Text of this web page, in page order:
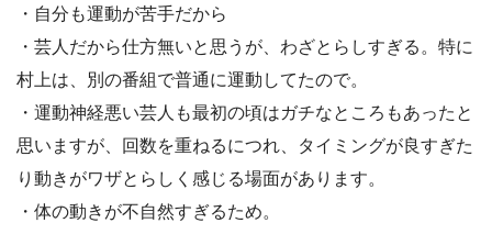
・自分も運動が苦手だから
・芸人だから仕方無いと思うが、わざとらしすぎる。特に
村上は、別の番組で普通に運動してたので。
・運動神経悪い芸人も最初の頃はガチなところもあったと
思いますが、回数を重ねるにつれ、タイミングが良すぎた
り動きがワザとらしく感じる場面があります。
・体の動きが不自然すぎるため。